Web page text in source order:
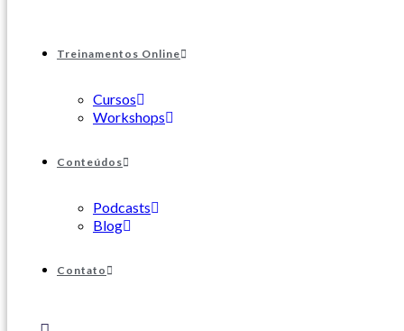
Treinamentos Online
Cursos
Workshops
Conteúdos
Podcasts
Blog
Contato